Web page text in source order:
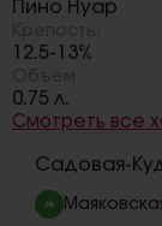
Пино Нуар
12.5-13%
0.75 л.
Смотреть все
Садовая-